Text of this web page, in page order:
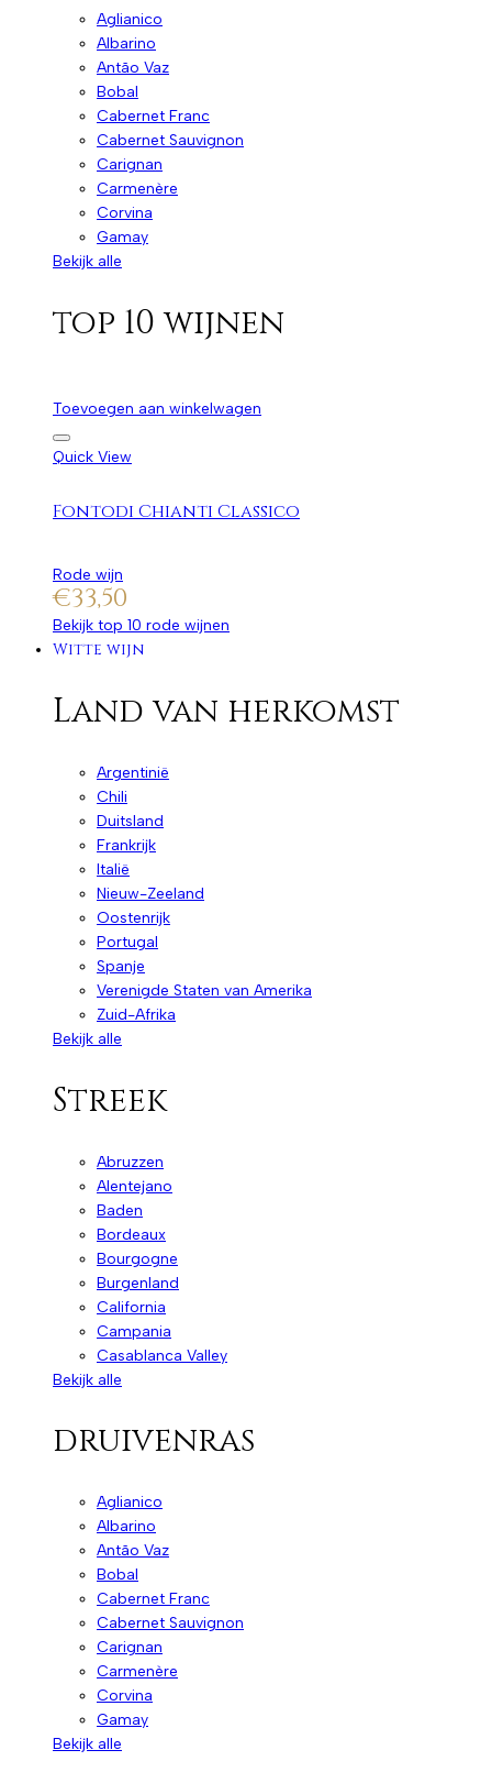
Aglianico
Albarino
Antão Vaz
Bobal
Cabernet Franc
Cabernet Sauvignon
Carignan
Carmenère
Corvina
Gamay
Bekijk alle
top 10 wijnen
Toevoegen aan winkelwagen
Quick View
Fontodi Chianti Classico
Rode wijn
€33,50
Bekijk top 10 rode wijnen
Witte wijn
Land van herkomst
Argentinië
Chili
Duitsland
Frankrijk
Italië
Nieuw-Zeeland
Oostenrijk
Portugal
Spanje
Verenigde Staten van Amerika
Zuid-Afrika
Bekijk alle
Streek
Abruzzen
Alentejano
Baden
Bordeaux
Bourgogne
Burgenland
California
Campania
Casablanca Valley
Bekijk alle
druivenras
Aglianico
Albarino
Antão Vaz
Bobal
Cabernet Franc
Cabernet Sauvignon
Carignan
Carmenère
Corvina
Gamay
Bekijk alle